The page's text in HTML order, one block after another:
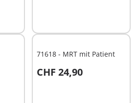
71618 - MRT mit Patient
CHF 24,90
In den Warenkorb